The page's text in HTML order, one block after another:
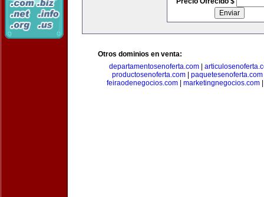
Otros dominios en venta:
departamentosenoferta.com
productosenoferta.com| paquetesenoferta.com
feiraodenegocios.com
marketingnegocios.com